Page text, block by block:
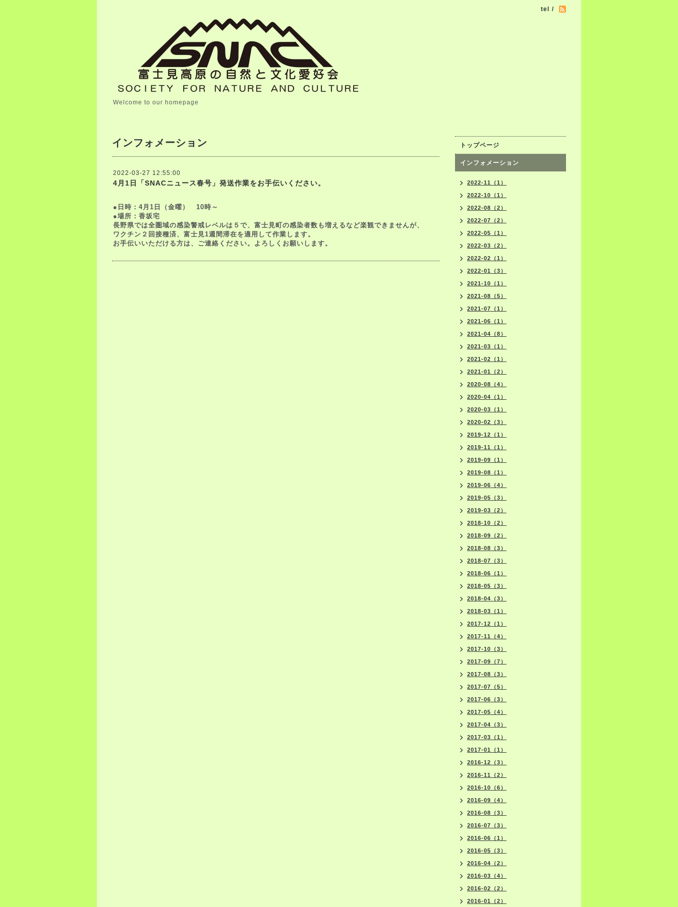
tel /
Welcome to our homepage
インフォメーション
2022-03-27 12:55:00
4月1日「SNACニュース春号」発送作業をお手伝いください。
●日時：4月1日（金曜） 10時～
●場所：香坂宅
長野県では全圏域の感染警戒レベルは５で、富士見町の感染者数も増えるなど楽観できませんが、
ワ クチン２回接種済、富士見1週間滞在を適用して作業します。
お手伝いいただける方は、ご連絡ください。よろしくお願いします。
トップページ
インフォメーション
2022-11（1）
2022-10（1）
2022-08（2）
2022-07（2）
2022-05（1）
2022-03（2）
2022-02（1）
2022-01（3）
2021-10（1）
2021-08（5）
2021-07（1）
2021-06（1）
2021-04（8）
2021-03（1）
2021-02（1）
2021-01（2）
2020-08（4）
2020-04（1）
2020-03（1）
2020-02（3）
2019-12（1）
2019-11（1）
2019-09（1）
2019-08（1）
2019-06（4）
2019-05（3）
2019-03（2）
2018-10（2）
2018-09（2）
2018-08（3）
2018-07（3）
2018-06（1）
2018-05（3）
2018-04（3）
2018-03（1）
2017-12（1）
2017-11（4）
2017-10（3）
2017-09（7）
2017-08（3）
2017-07（5）
2017-06（3）
2017-05（4）
2017-04（3）
2017-03（1）
2017-01（1）
2016-12（3）
2016-11（2）
2016-10（6）
2016-09（4）
2016-08（3）
2016-07（3）
2016-06（1）
2016-05（3）
2016-04（2）
2016-03（4）
2016-02（2）
2016-01（2）